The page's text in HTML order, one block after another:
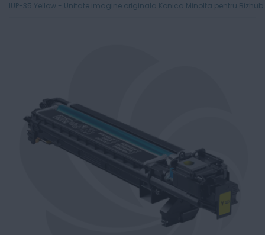
IUP-35 Yellow - Unitate imagine originala Konica Minolta pentru